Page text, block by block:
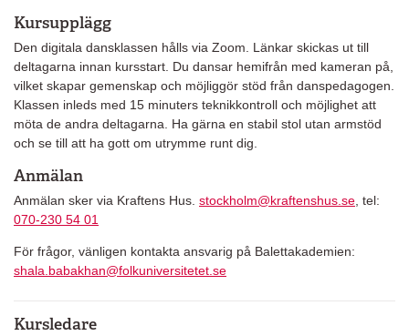
Kursupplägg
Den digitala dansklassen hålls via Zoom. Länkar skickas ut till
deltagarna innan kursstart. Du dansar hemifrån med kameran på,
vilket skapar gemenskap och möjliggör stöd från danspedagogen.
Klassen inleds med 15 minuters teknikkontroll och möjlighet att
möta de andra deltagarna. Ha gärna en stabil stol utan armstöd
och se till att ha gott om utrymme runt dig.
Anmälan
Anmälan sker via Kraftens Hus. stockholm@kraftenshus.se , tel:
070-230 54 01
För frågor, vänligen kontakta ansvarig på Balettakademien:
shala.babakhan@folkuniversitetet.se
Kursledare